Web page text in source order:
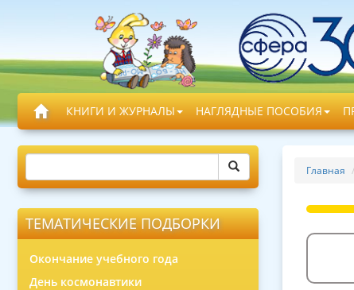
КНИГИ И ЖУРНАЛЫ НАГЛЯДНЫЕ ПОСОБИЯ
ТЕМАТИЧЕСКИЕ ПОДБОРКИ
Окончание учебного года
День космонавтики
Главная